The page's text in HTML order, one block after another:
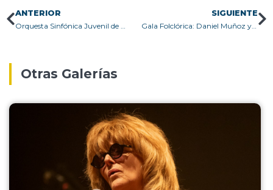
ANTERIOR SIGUIENTE
Gala Folclórica: Daniel Muñoz y Los Marujos
Otras Galerías